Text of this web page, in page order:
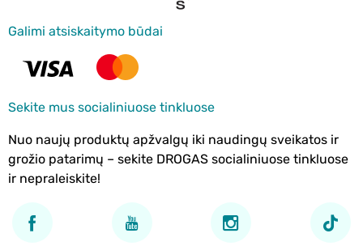
Galimi atsiskaitymo būdai
Sekite mus socialiniuose tinkluose
Nuo naujų produktų apžvalgų iki naudingų sveikatos ir
grožio patarimų – sekite DROGAS socialiniuose tinkluose
ir nepraleiskite!